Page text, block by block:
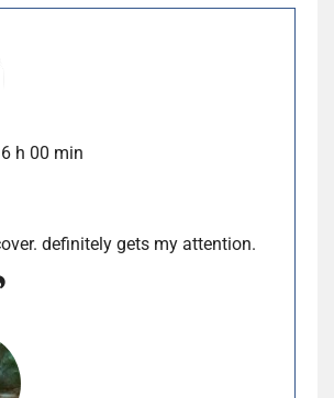
h 00 min
definitely gets my attention.